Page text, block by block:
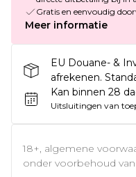
Gratis en eenvoudig
Meer informatie
EU Douane- &
afrekenen.
Kan binnen 28
Uitsluitingen van
18+, algemene
onder voorbehoud